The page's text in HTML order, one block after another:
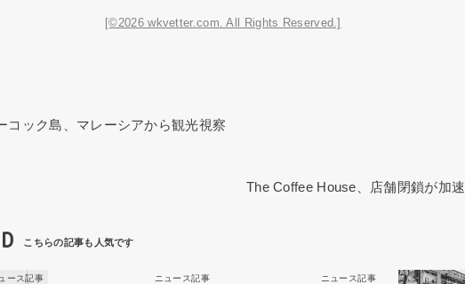
[©2026 wkvetter.com. All Rights Reserved.]
コック島、マレーシアから観光視察
The Coffee House、店舗閉鎖が加速
ース記事 ニュース記事 ニュース記事